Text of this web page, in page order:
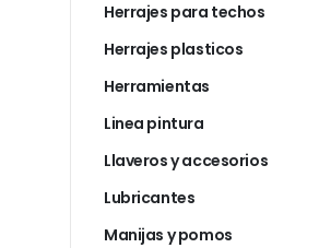
Corredera tipo z match 600mm negro 9000198
$6.263
AÑADIR AL CARRITO
Herrajes para techos
Herrajes plasticos
Herramientas
Linea pintura
Llaveros y accesorios
Lubricantes
Manijas y pomos